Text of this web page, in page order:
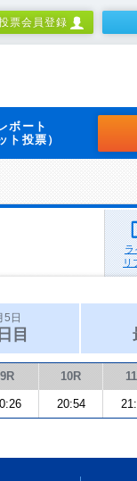
票会員登録
ボート
ト投票）
ラ
リ
5日
目
9R 10R
20:54